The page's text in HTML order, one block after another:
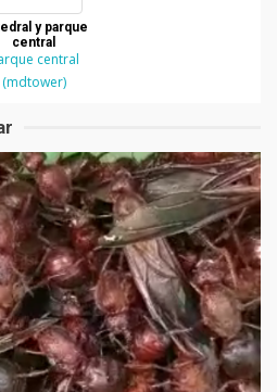
y parque
central
central
(mdtower)